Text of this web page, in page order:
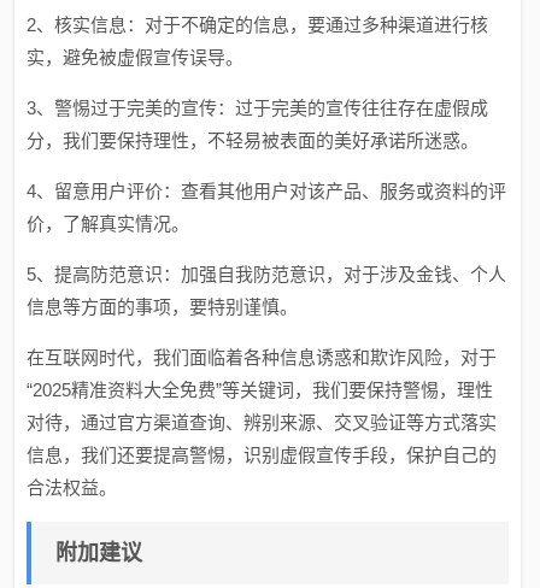
2、核实信息：对于不确定的信息，要通过多种渠道进行核
实，避免被虚假宣传误导。
3、警惕过于完美的宣传：过于完美的宣传往往存在虚假成
分，我们要保持理性，不轻易被表面的美好承诺所迷惑。
4、留意用户评价：查看其他用户对该产品、服务或资料的评
价，了解真实情况。
5、提高防范意识：加强自我防范意识，对于涉及金钱、个人
信息等方面的事项，要特别谨慎。
在互联网时代，我们面临着各种信息诱惑和欺诈风险，对于
“2025精准资料大全免费”等关键词，我们要保持警惕，理性
对待，通过官方渠道查询、辨别来源、交叉验证等方式落实
信息，我们还要提高警惕，识别虚假宣传手段，保护自己的
合法权益。
附加建议